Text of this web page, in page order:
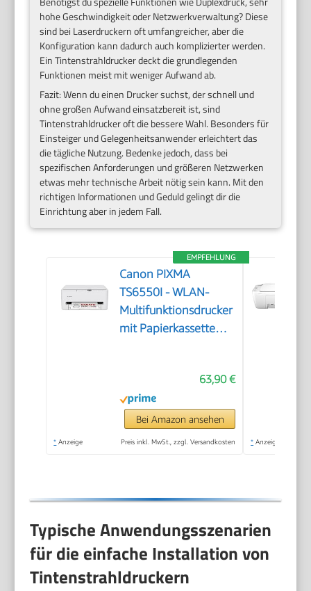
hohe Geschwindigkeit oder Netzwerkverwaltung? Diese
sind bei Laserdruckern oft umfangreicher, aber die
Konfiguration kann dadurch auch komplizierter werden.
Ein Tintenstrahldrucker deckt die grundlegenden
Funktionen meist mit weniger Aufwand ab.
Fazit: Wenn du einen Drucker suchst, der schnell und
ohne großen Aufwand einsatzbereit ist, sind
Tintenstrahldrucker oft die bessere Wahl. Besonders für
Einsteiger und Gelegenheitsanwender erleichtert das
die tägliche Nutzung. Bedenke jedoch, dass bei
spezifischen Anforderungen und größeren Netzwerken
etwas mehr technische Arbeit nötig sein kann. Mit den
richtigen Informationen und Geduld gelingt dir die
Einrichtung aber in jedem Fall.
EMPFEHLUNG
Canon PIXMA
TS6550I - WLAN-
Multifunktionsdrucker
mit Papierkassette
vom Smartphone
leicht gemacht PIXMA
Print Plan kompatibel
63,90 €
Bei Amazon ansehen
* Anzeige Preis inkl. MwSt., zzgl. Versandkosten * Anzeige
Typische Anwendungsszenarien
für die einfache Installation von
Tintenstrahldruckern